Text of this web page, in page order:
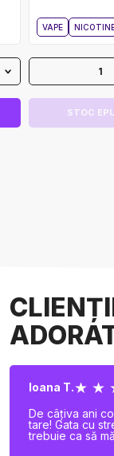
VAPE
1
STOC
Ioana T.★ ★
De câțiva ani
tare! Gata cu
trebuie ca să